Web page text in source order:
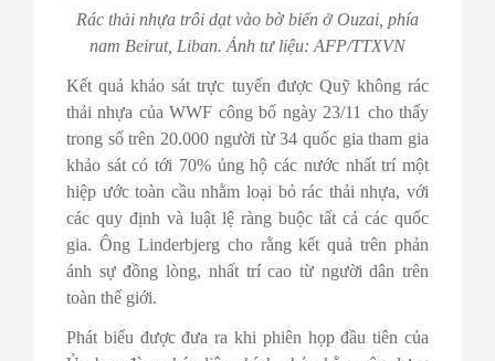
Rác thải nhựa trôi dạt vào bờ biển ở Ouzai, phía
nam Beirut, Liban. Ảnh tư liệu: AFP/TTXVN
Kết quả khảo sát trực tuyến được Quỹ không rác
thải nhựa của WWF công bố ngày 23/11 cho thấy
trong số trên 20.000 người từ 34 quốc gia tham gia
khảo sát có tới 70% ủng hộ các nước nhất trí một
hiệp ước toàn cầu nhằm loại bỏ rác thải nhựa, với
các quy định và luật lệ ràng buộc tất cả các quốc
gia. Ông Linderbjerg cho rằng kết quả trên phản
ánh sự đồng lòng, nhất trí cao từ người dân trên
toàn thế giới.
Phát biểu được đưa ra khi phiên họp đầu tiên của